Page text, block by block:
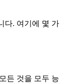
다. 여기에 몇 가
든 것을 모두 능